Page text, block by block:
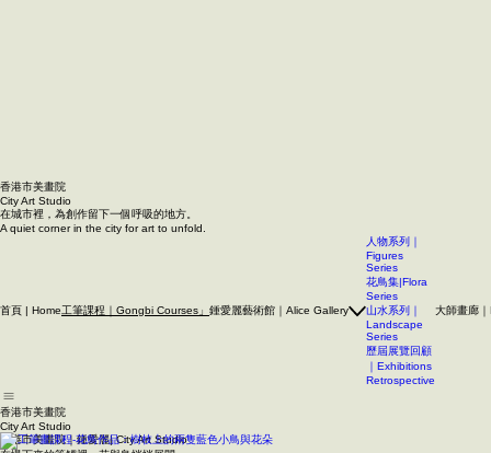
A quiet corner in the city for art to unfold.
人物系列｜
Figures
Series
花鳥集|Flora
Series
山水系列｜